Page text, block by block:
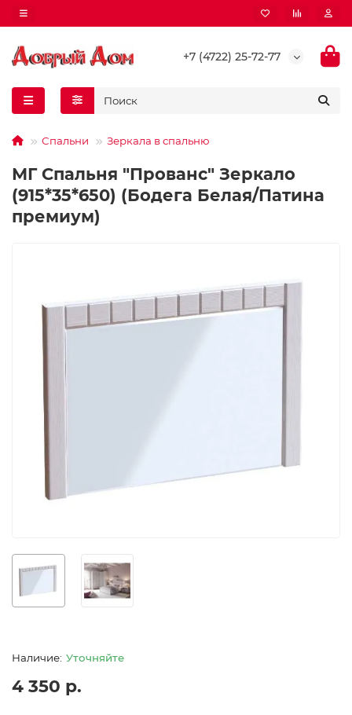
+7 (4722) 25-72-77
Спальни Зеркала в спальню
МГ Спальня "Прованс" Зеркало
(915*35*650) (Бодега Белая/Патина
премиум)
Уточняйте
4 350 р.